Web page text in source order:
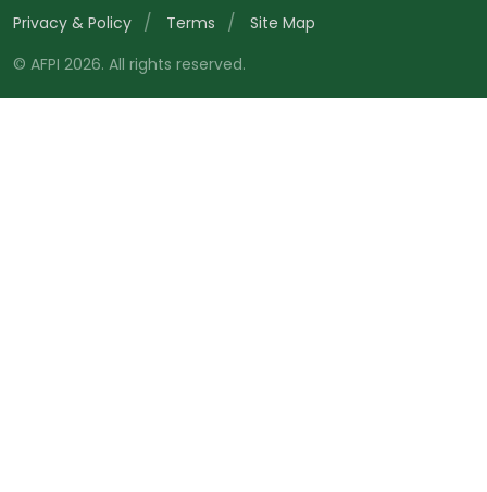
Privacy & Policy Terms
Site Map
© AFPI 2026. All rights reserved.